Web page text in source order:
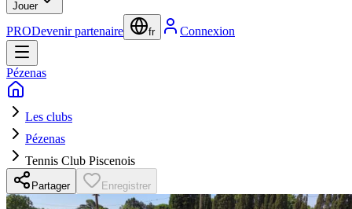
Jouer
PRODevenir partenaire fr Connexion
Pézenas
Les clubs
Pézenas
Tennis Club Piscenois
Partager Enregistrer